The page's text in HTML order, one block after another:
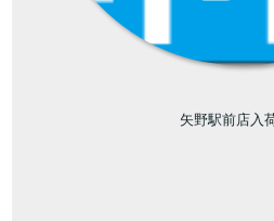
矢野駅前店入